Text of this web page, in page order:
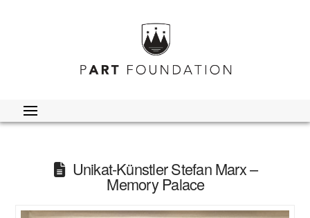
Unikat-Künstler Stefan Marx –
Memory Palace